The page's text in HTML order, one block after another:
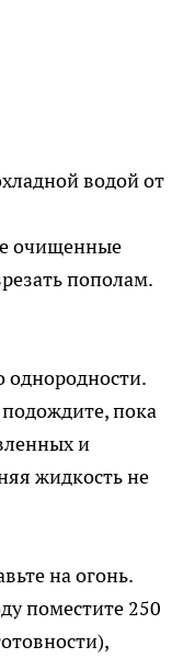
водой от
очищенные
пополам.
подождите, пока
и
жидкость не
на огонь.
поместите 250